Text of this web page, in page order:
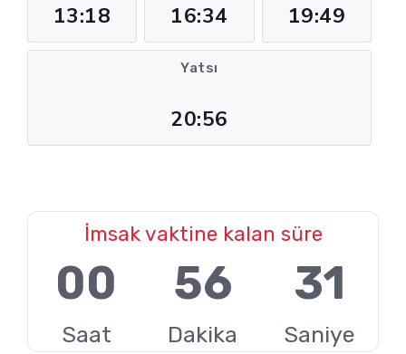
13:18 16:34 19:49
Yatsı
20:56
İmsak vaktine kalan süre
00
Saat
56
Dakika
30
Saniye